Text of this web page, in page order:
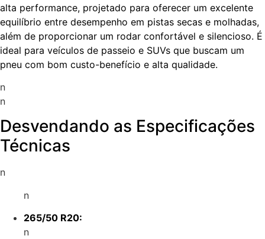
alta performance, projetado para oferecer um excelente
equilíbrio entre desempenho em pistas secas e molhadas,
além de proporcionar um rodar confortável e silencioso. É
ideal para veículos de passeio e SUVs que buscam um
pneu com bom custo-benefício e alta qualidade.
n
n
Desvendando as Especificações
Técnicas
n
n
265/50 R20:
n